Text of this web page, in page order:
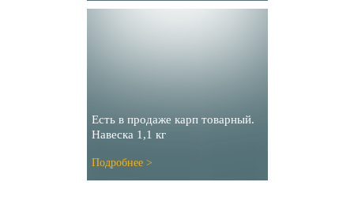
Есть в продаже карп товарный.
Навеска 1,1 кг
Подробнее >